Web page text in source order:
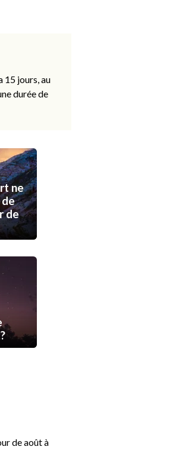
15 jours, au
durée de
ne
de
de
de août à